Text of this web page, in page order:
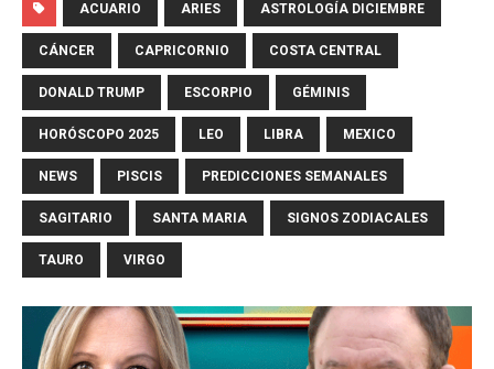
ACUARIO ARIES ASTROLOGÍA DICIEMBRE
CÁNCER CAPRICORNIO COSTA CENTRAL
DONALD TRUMP ESCORPIO GÉMINIS
HORÓSCOPO 2025 LEO LIBRA MEXICO
NEWS PISCIS PREDICCIONES SEMANALES
SAGITARIO SANTA MARIA SIGNOS ZODIACALES
TAURO VIRGO